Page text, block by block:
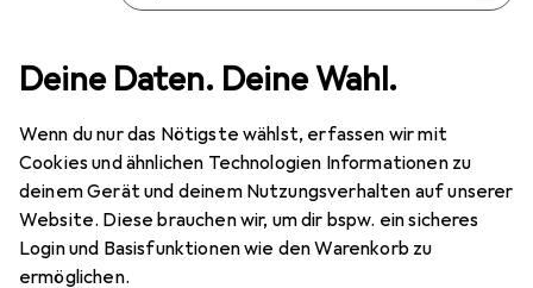
Deine Daten. Deine Wahl.
Wenn du nur das Nötigste wählst, erfassen wir mit
Cookies und ähnlichen Technologien Informationen zu
deinem Gerät und deinem Nutzungsverhalten auf unserer
Website. Diese brauchen wir, um dir bspw. ein sicheres
Login und Basisfunktionen wie den Warenkorb zu
ermöglichen.
Outdoor Klettern Kletterhelm Black Diamond Half Dome
2 Bilder
Black Diamond Half Dome
EUR
49,50